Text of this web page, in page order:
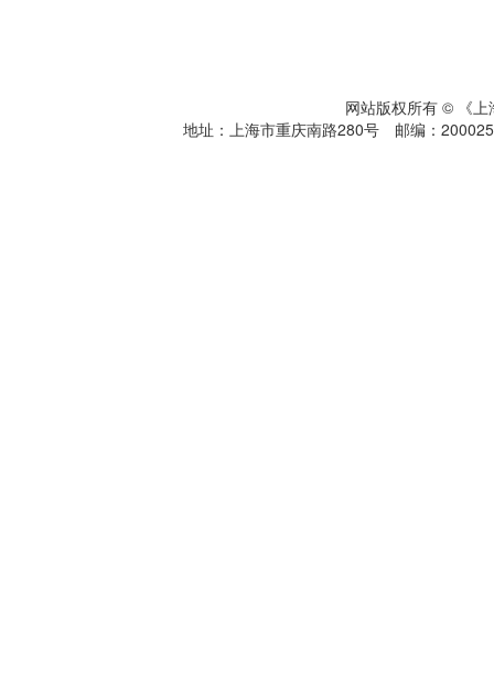
网站版权所有 © 《
地址：上海市重庆南路280号 邮编：